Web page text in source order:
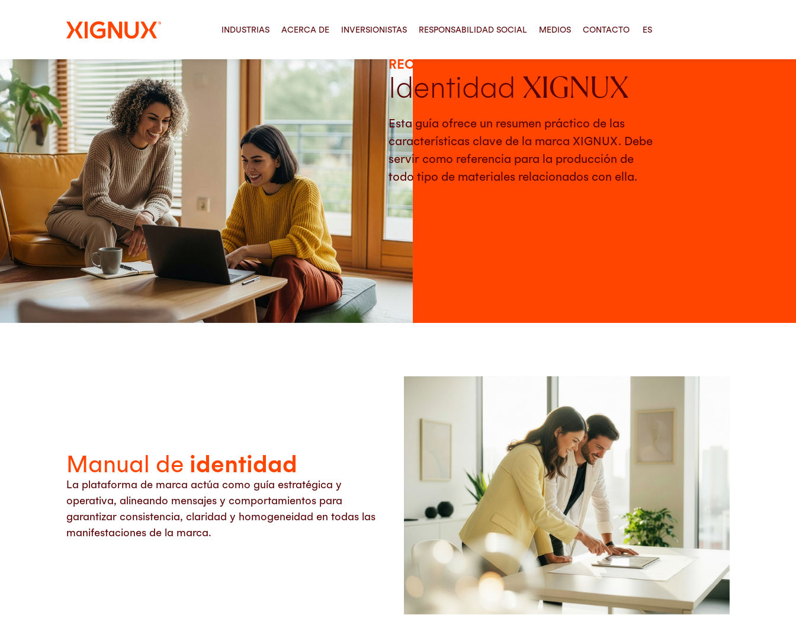
INDUSTRIAS ACERCA DE INVERSIONISTAS RESPONSABILIDAD SOCIAL MEDIOS CONTACTO ES
RECURSOS DE LA MARCA
Identidad XIGNUX
Esta guía ofrece un resumen práctico de las
características clave de la marca XIGNUX. Debe
servir como referencia para la producción de
todo tipo de materiales relacionados con ella.
Manual de identidad
La plataforma de marca actúa como guía estratégica y
operativa, alineando mensajes y comportamientos para
garantizar consistencia, claridad y homogeneidad en todas las
manifestaciones de la marca.